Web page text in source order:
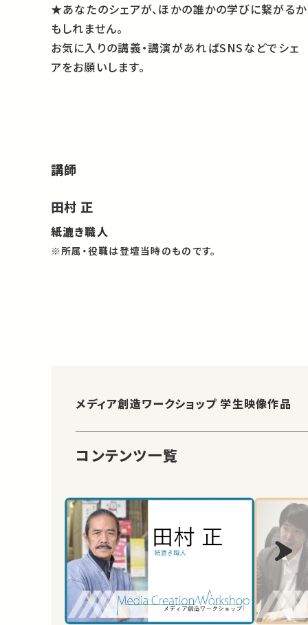
★あなたのシェアが、ほかの誰かの学びに繋がるか
もしれません。
お気に入りの講義・講演があればSNSなどでシェ
アをお願いします。
講師
田村 正
紙漉き職人
※所属・役職は登壇当時のものです。
メディア創造ワークショップ 学生映像作品
コンテンツ一覧